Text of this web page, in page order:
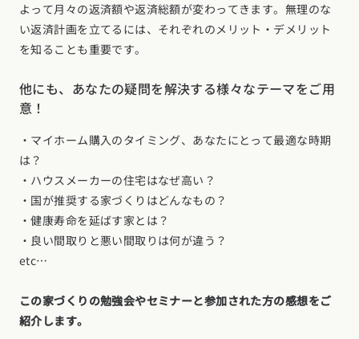
よって月々の返済額や返済総額が変わってきます。無理のな
い返済計画を立てるには、それぞれのメリット・デメリット
を知ることも重要です。
他にも、あなたの疑問を解決する様々なテーマをご用
意！
・マイホーム購入のタイミング、あなたにとって最適な時期
は？
・ハウスメーカーの住宅はなぜ高い？
・国が推奨する家づくりはどんなもの？
・健康寿命を延ばす家とは？
・良い間取りと悪い間取りは何が違う？
etc…
この家づくりの勉強会やセミナーと参加された方の感想をご
紹介します。